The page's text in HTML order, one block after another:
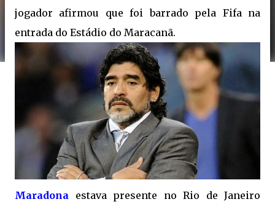
jogador afirmou que foi barrado pela Fifa na
entrada do Estádio do Maracanã.
Maradona estava presente no Rio de Janeiro